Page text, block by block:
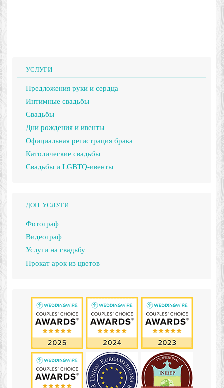
УСЛУГИ
Предложения руки и сердца
Интимные свадьбы
Свадьбы
Дни рождения и ивенты
Официальная регистрация брака
Католические свадьбы
Свадьбы и LGBTQ-ивенты
ДОП. УСЛУГИ
Фотограф
Видеограф
Услуги на свадьбу
Прокат арок из цветов